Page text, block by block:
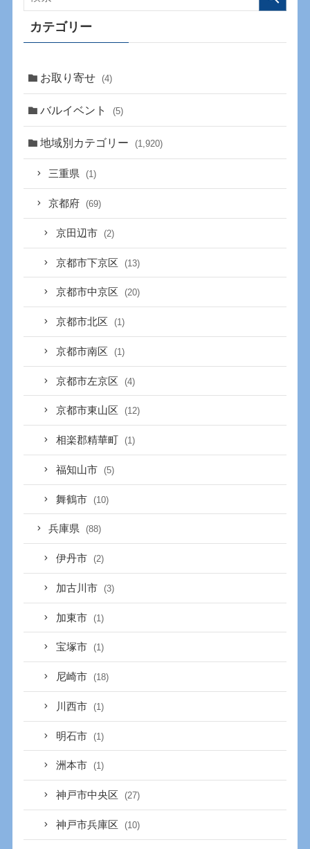
カテゴリー
お取り寄せ (4)
バルイベント (5)
地域別カテゴリー (1,920)
三重県 (1)
京都府 (69)
京田辺市 (2)
京都市下京区 (13)
京都市中京区 (20)
京都市北区 (1)
京都市南区 (1)
京都市左京区 (4)
京都市東山区 (12)
相楽郡精華町 (1)
福知山市 (5)
舞鶴市 (10)
兵庫県 (88)
伊丹市 (2)
加古川市 (3)
加東市 (1)
宝塚市 (1)
尼崎市 (18)
川西市 (1)
明石市 (1)
洲本市 (1)
神戸市中央区 (27)
神戸市兵庫区 (10)